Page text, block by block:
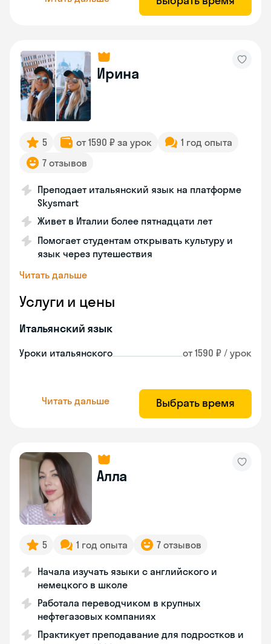
Ирина
5 от 1590 ₽ за урок
1 год опыта
7 отзывов
Преподает итальянский язык на платформе
Skysmart
Живет в Италии более пятнадцати лет
Помогает студентам открывать культуру и
язык через путешествия
Читать дальше
Услуги и цены
Итальянский язык
Уроки итальянского от 1590 ₽ / урок
Читать дальше Выбрать время
Алла
5 1 год опыта 7 отзывов
Начала изучать языки с английского и
немецкого в школе
Работала переводчиком в крупных
нефтегазовых компаниях
Практикует преподавание для подростков и